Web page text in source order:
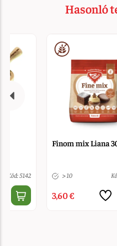
Hasonló
Finom mix Liana 300g
> 10
3,60 €